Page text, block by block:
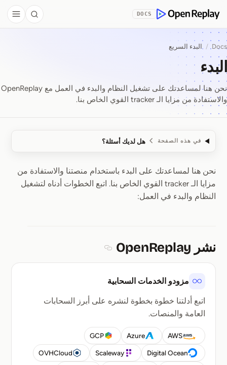
OpenReplay
DOCS
Search
Docs
/ البدء السريع
البدء
نحن هنا لمساعدتك على تشغيل النظام والبدء في العمل مع OpenReplay
والاستفادة من مزايا الـ tracker القوي الخاص بنا.
في هذه الصفحة هل لديك أسئلة؟
البدء
نحن هنا لمساعدتك على البدء باستخدام منصتنا والاستفادة من
مزايا الـ tracker القوي الخاص بنا. اتبع الخطوات أدناه لتشغيل
النظام والبدء في العمل:
نشر OpenReplay
مزودو الخدمات السحابية
اتبع أدلتنا خطوة بخطوة لنشره على أبرز السحابات
العامة والمنصات.
AWS
Azure
GCP
Digital Ocean
Scaleway
OVHCloud